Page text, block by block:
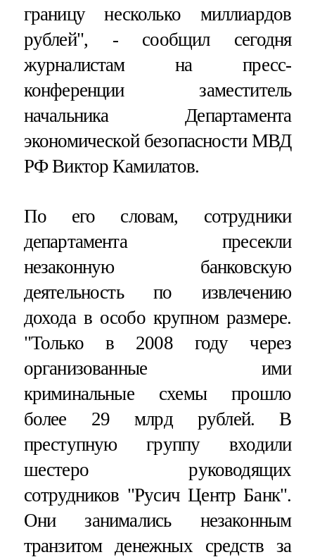
границу несколько миллиардов
рублей", - сообщил сегодня
журналистам на пресс-
конференции заместитель
начальника Департамента
экономической безопасности МВД
РФ Виктор Камилатов.
По его словам, сотрудники
департамента пресекли
незаконную банковскую
деятельность по извлечению
дохода в особо крупном размере.
"Только в 2008 году через
организованные ими
криминальные схемы прошло
более 29 млрд рублей. В
преступную группу входили
шестеро руководящих
сотрудников "Русич Центр Банк".
Они занимались незаконным
транзитом денежных средств за